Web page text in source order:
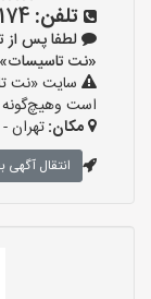
تلفن:
لطفا پس از
«نت تاسیسات» دیده
سایت «نت
است وهیچ‌گونه
مکان:تهران
انتقال آگهی